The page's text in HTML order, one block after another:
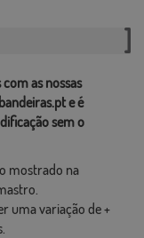
as nossas
e é
sem o
mostrado na
uma variação de +